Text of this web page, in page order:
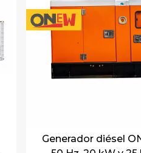
Generador diésel